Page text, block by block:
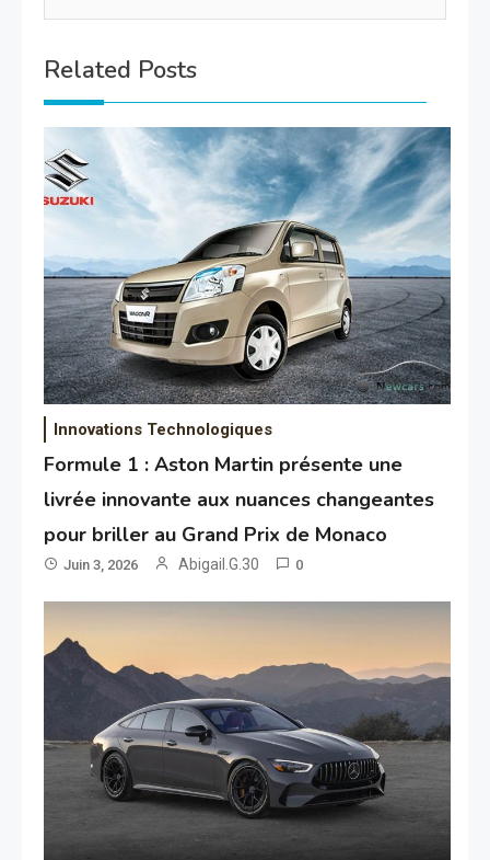
Related Posts
Innovations Technologiques
Formule 1 : Aston Martin présente une
livrée innovante aux nuances changeantes
pour briller au Grand Prix de Monaco
Juin 3, 2026 Abigail.G.30 0